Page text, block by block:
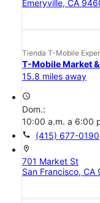
Emeryville, CA
Tienda T-Mobile
T-Mobile Market
15.8 miles away
access_time
Dom.:
10:00 a.m. a 6:00
call (415) 677-0190
location_on
701 Market St
San Francisco, CA